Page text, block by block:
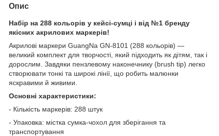
Опис
Набір на 288 кольорів у кейсі-сумці і від №1 бренду
якісних акрилових маркерів!
Акрилові маркери GuangNa GN-8101 (288 кольорів) —
великий комплект для творчості, який підходить як дітям, так і
дорослим. Завдяки пензлевому наконечнику (brush tip) легко
створювати тонкі та широкі лінії, що робить малюнки
яскравими й живими.
Основні характеристики:
- Кількість маркерів: 288 штук
- Упаковка: містка сумка-чохол для зберігання та
транспортування